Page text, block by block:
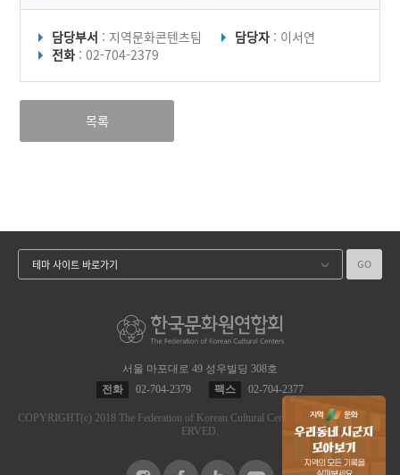
담당부서 : 지역문화콘텐츠팀 담당자 : 이서연
전화 : 02-704-2379
목록
서울 마포대로 49 성우빌딩 308호
전화
02-704-2379 팩스 02-704-2377
COPYRIGHT(c) 2018 The Federation of Korean Cultural Centers.
ALL RIGHT RES
ERVED.
테마 사이트 바로가기 GO